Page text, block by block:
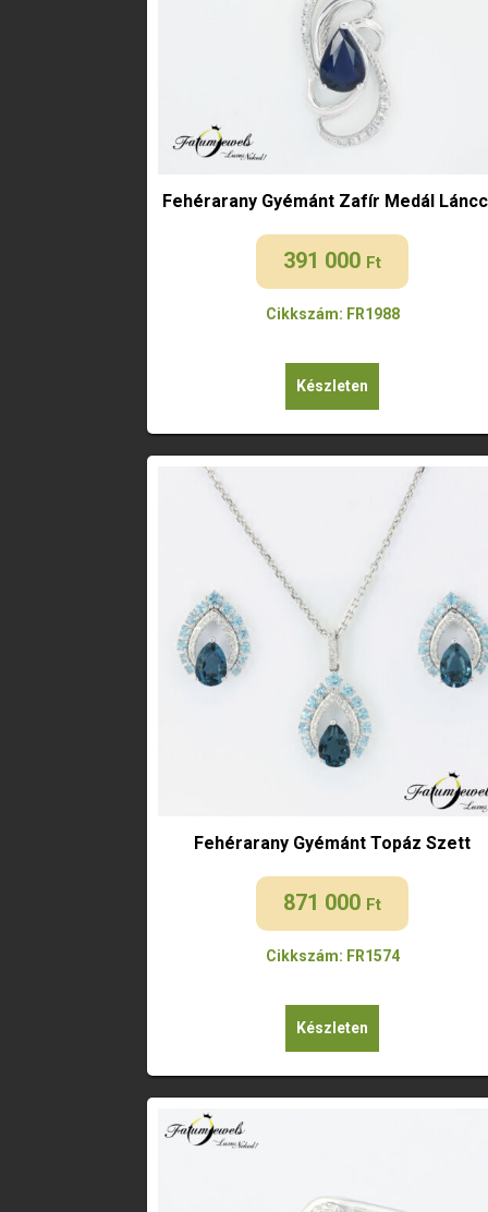
Fehérarany Gyémánt Zafír Medál
391 000 Ft
Cikkszám: FR1988
Készleten
Fehérarany Gyémánt Topáz Szett
871 000 Ft
Cikkszám: FR1574
Készleten